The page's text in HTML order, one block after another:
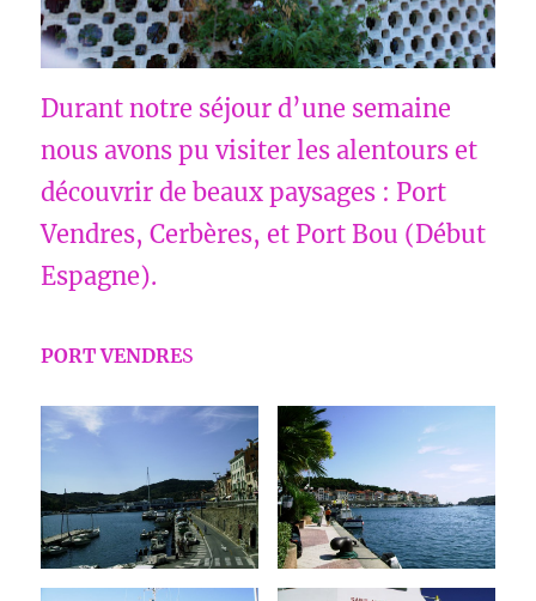
Durant notre séjour d’une semaine
nous avons pu visiter les alentours et
découvrir de beaux paysages : Port
Vendres, Cerbères, et Port Bou (Début
Espagne).
PORT VENDRES